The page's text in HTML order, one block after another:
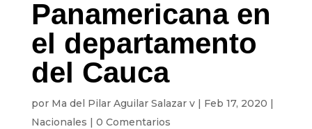
Panamericana en
el departamento
del Cauca
por Ma del Pilar Aguilar Salazar v| Feb 17, 2020 |
Nacionales | 0 Comentarios